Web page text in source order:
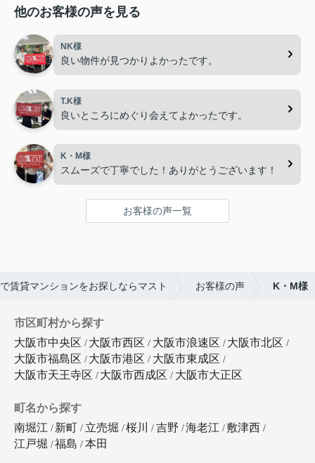
他のお客様の声を見る
NK様
良い物件が見つかりよかったです。
T.K様
良いところにめぐり会えてよかったです。
K・M様
スムーズで丁寧でした！ありがとうございます！
お客様の声一覧
賃貸マンションをお探しならマスト お客様の声 K・M様
市区町村から探す
大阪市中央区
大阪市西区 大阪市浪速区
大阪市北区
大阪市福島区
大阪市港区
大阪市東成区
大阪市天王寺区
大阪市西成区 大阪市大正区
町名から探す
南堀江
新町 立売堀 桜川 吉野 海老江
敷津西
江戸堀
福島 本田